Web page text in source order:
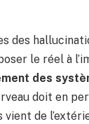
des
le réel à
des
doit en
de